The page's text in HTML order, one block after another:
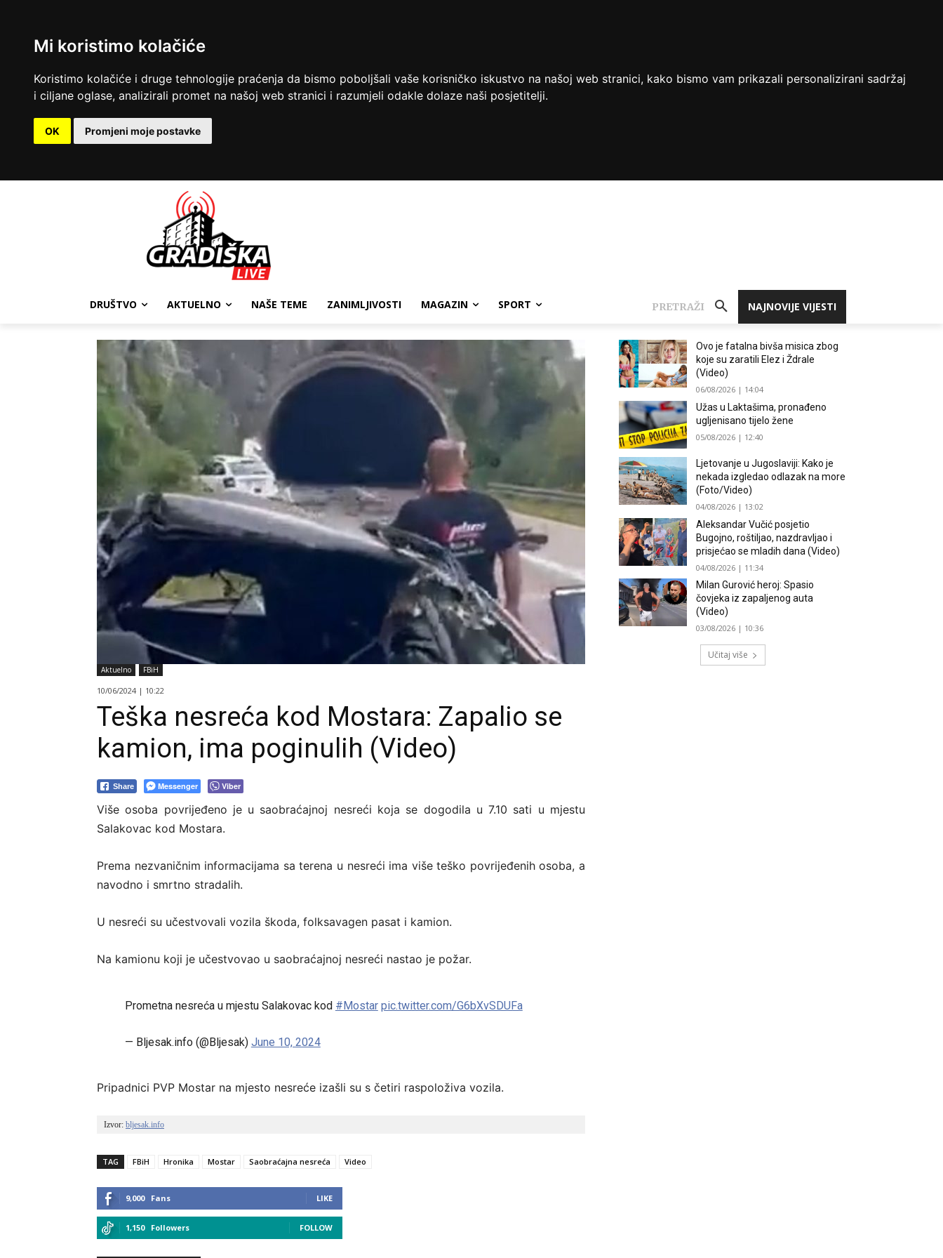
Mi koristimo kolačiće
Koristimo kolačiće i druge tehnologije praćenja da bismo poboljšali vaše korisničko iskustvo na našoj web stranici, kako bismo vam prikazali personalizirani sadržaj
i ciljane oglase, analizirali promet na našoj web stranici i razumjeli odakle dolaze naši posjetitelji.
OK Promjeni moje postavke
DRUŠTVO AKTUELNO NAŠE TEME ZANIMLJIVOSTI MAGAZIN SPORT NAJNOVIJE VIJESTI
PRETRAŽI
Aktuelno FBiH
10/06/2024 | 10:22
Teška nesreća kod Mostara: Zapalio se
kamion, ima poginulih (Video)
Share Messenger Viber
Više osoba povrijeđeno je u saobraćajnoj nesreći koja se dogodila u 7.10 sati u mjestu
Salakovac kod Mostara.
Prema nezvaničnim informacijama sa terena u nesreći ima više teško povrijeđenih osoba, a
navodno i smrtno stradalih.
U nesreći su učestvovali vozila škoda, folksavagen pasat i kamion.
Na kamionu koji je učestvovao u saobraćajnoj nesreći nastao je požar.
Prometna nesreća u mjestu Salakovac kod #Mostar pic.twitter.com/G6bXvSDUFa
— Bljesak.info (@Bljesak) June 10, 2024
Pripadnici PVP Mostar na mjesto nesreće izašli su s četiri raspoloživa vozila.
Izvor: bljesak.info
TAG FBiH Hronika Mostar Saobraćajna nesreća Video
9,000 Fans LIKE
1,150 Followers FOLLOW
Ovo je fatalna bivša misica zbog
koje su zaratili Elez i Ždrale
(Video)
06/08/2026 | 14:04
Užas u Laktašima, pronađeno
ugljenisano tijelo žene
05/08/2026 | 12:40
Ljetovanje u Jugoslaviji: Kako je
nekada izgledao odlazak na more
(Foto/Video)
04/08/2026 | 13:02
Aleksandar Vučić posjetio
Bugojno, roštiljao, nazdravljao i
prisjećao se mladih dana (Video)
04/08/2026 | 11:34
Milan Gurović heroj: Spasio
čovjeka iz zapaljenog auta
(Video)
03/08/2026 | 10:36
Učitaj više